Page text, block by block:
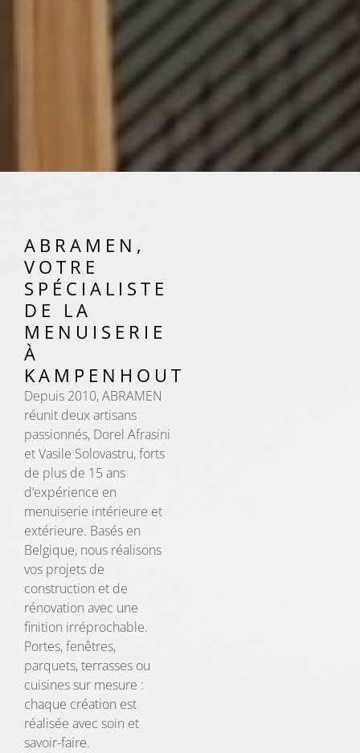
ABRAMEN,
VOTRE
SPÉCIALISTE
DE LA
MENUISERIE
À
KAMPENHOUT
Depuis 2010, ABRAMEN
réunit deux artisans
passionnés, Dorel Afrasini
et Vasile Solovastru, forts
de plus de 15 ans
d’expérience en
menuiserie intérieure et
extérieure. Basés en
Belgique, nous réalisons
vos projets de
construction et de
rénovation avec une
finition irréprochable.
Portes, fenêtres,
parquets, terrasses ou
cuisines sur mesure :
chaque création est
réalisée avec soin et
savoir-faire.